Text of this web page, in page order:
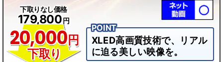
XLED高画質技術で、リアル
に迫る美しい映像を。
下取りなし価格
179,800円
20,000円
下取り